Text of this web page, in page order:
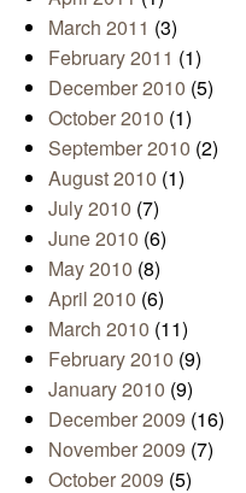
March 2011 (3)
February 2011 (1)
December 2010 (5)
October 2010 (1)
September 2010 (2)
August 2010 (1)
July 2010 (7)
June 2010 (6)
May 2010 (8)
April 2010 (6)
March 2010 (11)
February 2010 (9)
January 2010 (9)
December 2009 (16)
November 2009 (7)
October 2009 (5)